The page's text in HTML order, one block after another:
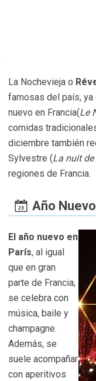
La Nochevieja o
famosas del país, ya
nuevo en Francia(Le
comidas
diciembre también
Sylvestre (La nuit
regiones de Francia.
Año
El año nuevo en
París, al igual
que en gran
parte de Francia,
se celebra con
música, baile y
champagne.
Además, se
suele acompañar
con aperitivos